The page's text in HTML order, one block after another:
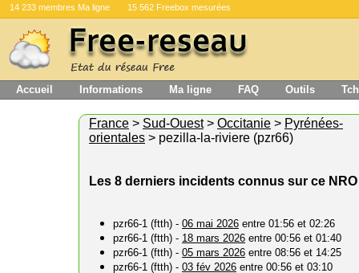
14 233 membres Ma ligne 15 562 Freebox mesurées
Accueil Informations Ma ligne FAQ Outils
France > Sud-Ouest> Occitanie > Pyrénées-
orientales > pezilla-la-riviere (pzr66)
Les 8 derniers incidents connus sur ce NRO
pzr66-1 (ftth) - 06 mai 2026 entre 01:56 et 02:26
pzr66-1 (ftth) - 18 mars 2026 entre 00:56 et 01:40
pzr66-1 (ftth) - 05 mars 2026 entre 08:56 et 14:25
pzr66-1 (ftth) - 03 fév 2026 entre 00:56 et 03:10